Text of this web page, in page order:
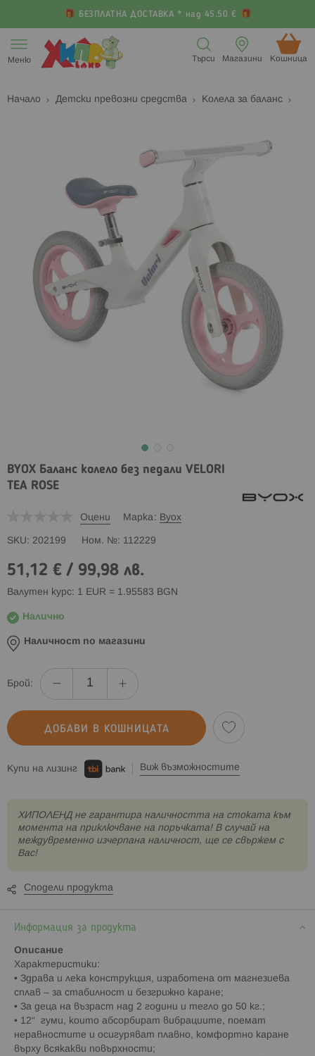
БЕЗПЛАТНА ДОСТАВКА * над 45.50 €
към
съдържанието
Меню Кошница (
Магазини
Търси
Начало Детски превозни средства Колела за баланс
изображенията
BYOX Баланс колело без педали VELORI
TEA ROSE
Оцени Марка Byox
SKU 202199 Ном. № 112229
51,12 € / 99,98 лв.
Валутен курс: 1 EUR = 1.95583 BGN
Налично
Наличност по магазини
Брой:
ДОБАВИ В КОШНИЦАТА
Купи на лизинг Виж възможностите
XИПОЛЕНД не гарантира наличността на стоката към
момента на приключване на поръчката! В случай на
междувременно изчерпана наличност, ще се свържем с
Вас!
Сподели продукта
Информация за продукта
Описание
Характеристики:
• Здрава и лека конструкция, изработена от магнезиева
сплав – за стабилност и безгрижно каране;
• За деца на възраст над 2 години и тегло до 50 кг.;
• 12“ гуми, които абсорбират вибрациите, поемат
неравностите и осигуряват плавно, комфортно каране
върху всякакви повърхности;